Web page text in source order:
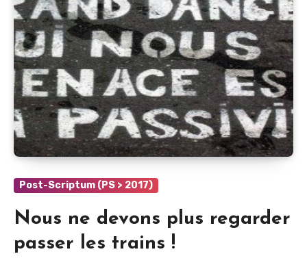
Post-Scriptum (PS > 2017)
Nous ne devons plus regarder
passer les trains !